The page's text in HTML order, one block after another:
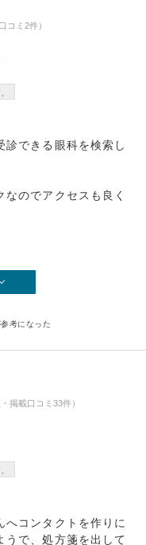
コミ2件）
診できる眼科を検索し
のでアクセスも良く
考になった
掲載口コミ33件）
へコンタクトを作りに
うで、処方箋を出して